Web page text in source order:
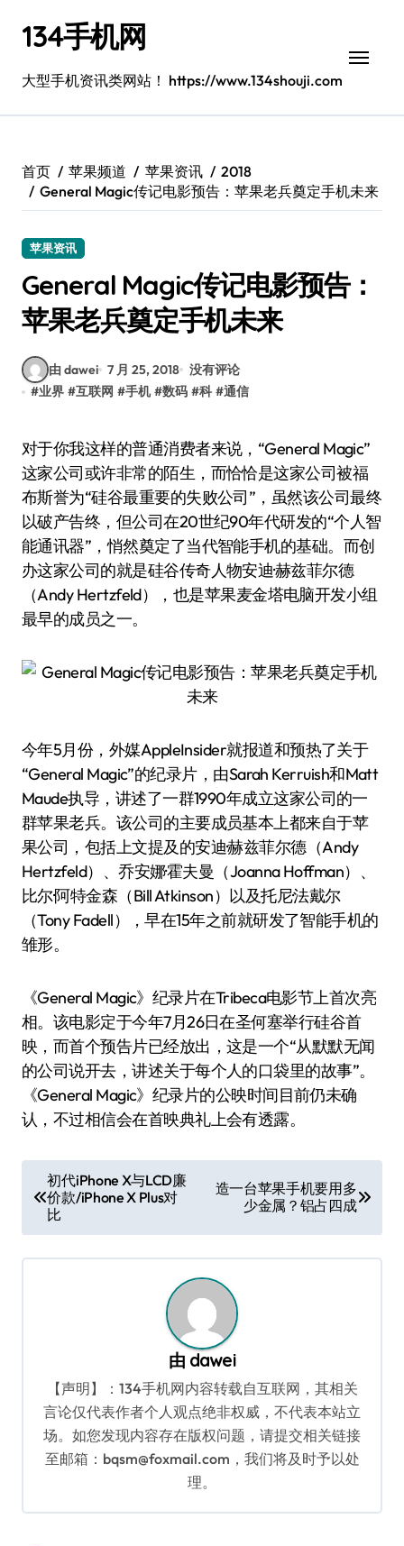
134手机网
大型手机资讯类网站！ https://www.134shouji.com
首页 苹果频道 苹果资讯
2018
General Magic传记电影预告：苹果老兵奠定手机未来
苹果资讯
General Magic传记电影预告：
苹果老兵奠定手机未来
由 dawei 7 月 25, 2018 没有评论
#业界 #互联网 #手机 #数码 #科 #通信
对于你我这样的普通消费者来说，“General Magic”
这家公司或许非常的陌生，而恰恰是这家公司被福
布斯誉为“硅谷最重要的失败公司”，虽然该公司最终
以破产告终，但公司在20世纪90年代研发的“个人智
能通讯器”，悄然奠定了当代智能手机的基础。而创
办这家公司的就是硅谷传奇人物安迪·赫兹菲尔德
（Andy Hertzfeld），也是苹果麦金塔电脑开发小组
最早的成员之一。
今年5月份，外媒AppleInsider就报道和预热了关于
“General Magic”的纪录片，由Sarah Kerruish和Matt
Maude执导，讲述了一群1990年成立这家公司的一
群苹果老兵。该公司的主要成员基本上都来自于苹
果公司，包括上文提及的安迪·赫兹菲尔德（Andy
Hertzfeld）、乔安娜·霍夫曼（Joanna Hoffman）、
比尔·阿特金森（Bill Atkinson）以及托尼·法戴尔
（Tony Fadell），早在15年之前就研发了智能手机的
雏形。
《General Magic》纪录片在Tribeca电影节上首次亮
相。该电影定于今年7月26日在圣何塞举行硅谷首
映，而首个预告片已经放出，这是一个“从默默无闻
的公司说开去，讲述关于每个人的口袋里的故事”。
《General Magic》纪录片的公映时间目前仍未确
认，不过相信会在首映典礼上会有透露。
章
导
航
初代iPhone X与LCD廉
价款/iPhone X Plus对
比
造一台苹果手机要用多
少金属？铝占四成
由 dawei
【声明】：134手机网内容转载自互联网，其相关
言论仅代表作者个人观点绝非权威，不代表本站立
场。如您发现内容存在版权问题，请提交相关链接
至邮箱：bqsm@foxmail.com，我们将及时予以处
理。